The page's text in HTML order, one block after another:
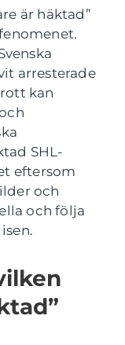
är häktad”
arresterade
kan
SHL-
eftersom
och
och följa